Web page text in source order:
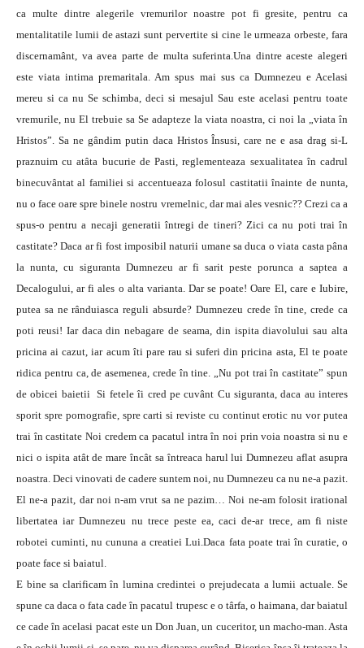
E bine sa clarificam în lumina credintei o prejudecata a lumii actuale. Se
spune ca daca o fata cade în pacatul trupesc e o târfa, o haimana, dar baiatul
ce cade în acelasi pacat este un Don Juan, un cuceritor, un macho-man. Asta